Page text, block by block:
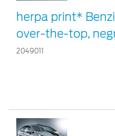
herpa print*
over-the-top,
2049011